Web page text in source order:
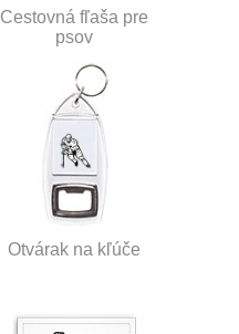
Cestovná fľaša pre
psov
Otvárak na kľúče